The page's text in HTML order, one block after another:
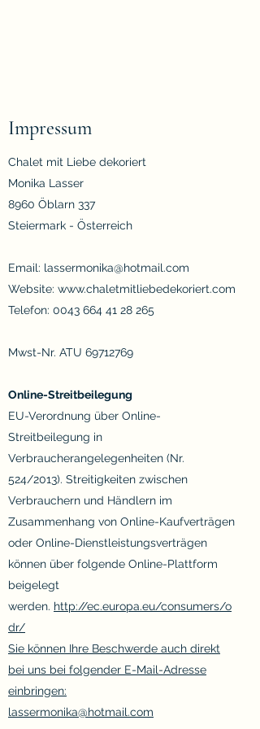
Impressum
Chalet mit Liebe dekoriert
Monika Lasser
8960 Öblarn 337
Steiermark - Österreich
Email: lassermonika@hotmail.com
Website: www.chaletmitliebedekoriert.com
Telefon: 0043 664 41 28 265
Mwst-Nr. ATU 69712769
Online-Streitbeilegung
EU-Verordnung über Online-
Streitbeilegung in
Verbraucherangelegenheiten (Nr.
524/2013). Streitigkeiten zwischen
Verbrauchern und Händlern im
Zusammenhang von Online-Kaufverträgen
oder Online-Dienstleistungsverträgen
können über folgende Online-Plattform
beigelegt
werden. http://ec.europa.eu/consumers/o
dr/
Sie können Ihre Beschwerde auch direkt
bei uns bei folgender E-Mail-Adresse
einbringen:
lassermonika@hotmail.com